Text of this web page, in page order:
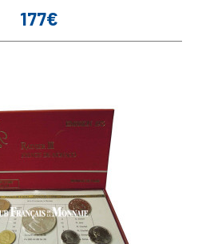
Prix
177€